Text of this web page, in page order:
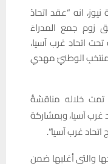
انه “عقد اتحادُ
زوم جمع المدراءَ
تحت اتحادِ غرب آسيا،
الوطنيّ مهدي
تمت خلاله مناقشةُ
غرب آسيا، وبمشاركة
والتي أغلبها ضمن